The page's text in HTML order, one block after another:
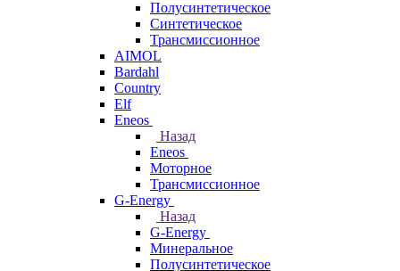
Полусинтетическое
Синтетическое
Трансмиссионное
AIMOL
Bardahl
Country
Elf
Eneos
Назад
Eneos
Моторное
Трансмиссионное
G-Energy
Назад
G-Energy
Минеральное
Полусинтетическое